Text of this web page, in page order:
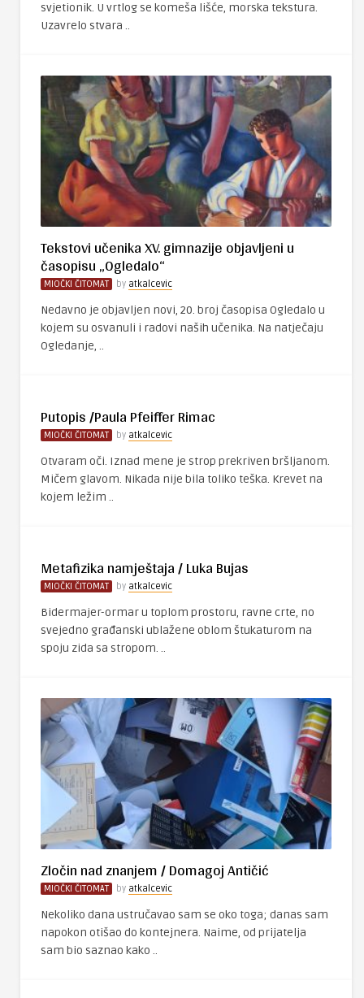
svjetionik. U vrtlog se komeša lišće, morska tekstura.
Uzavrelo stvara ..
Tekstovi učenika XV. gimnazije objavljeni u
časopisu „Ogledalo“
MIOČKI ČITOMAT by atkalcevic
Nedavno je objavljen novi, 20. broj časopisa Ogledalo u
kojem su osvanuli i radovi naših učenika. Na natječaju
Ogledanje, ..
Putopis /Paula Pfeiffer Rimac
MIOČKI ČITOMAT by atkalcevic
Otvaram oči. Iznad mene je strop prekriven bršljanom.
Mičem glavom. Nikada nije bila toliko teška. Krevet na
kojem ležim ..
Metafizika namještaja / Luka Bujas
MIOČKI ČITOMAT by atkalcevic
Bidermajer-ormar u toplom prostoru, ravne crte, no
svejedno građanski ublažene oblom štukaturom na
spoju zida sa stropom. ..
Zločin nad znanjem / Domagoj Antičić
MIOČKI ČITOMAT by atkalcevic
Nekoliko dana ustručavao sam se oko toga; danas sam
napokon otišao do kontejnera. Naime, od prijatelja
sam bio saznao kako ..